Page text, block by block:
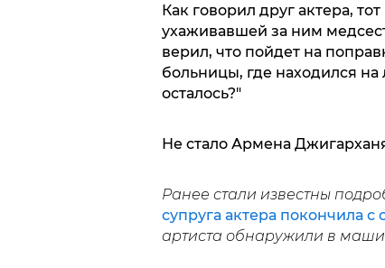
Как говорил друг актера,
ухаживавшей за ним
верил, что пойдет на
больницы, где находился
осталось?"
Не стало Армена
Ранее стали известны
супруга актера покончила с
артиста обнаружили в